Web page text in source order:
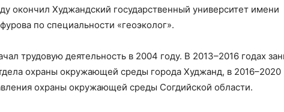
окончил Худжандский государственный университет имени
по специальности «геоэколог».
трудовую деятельность в 2004 году. В 2013–2016 годах
охраны окружающей среды города Худжанд, в 2016–2020
охраны окружающей среды Согдийской области.